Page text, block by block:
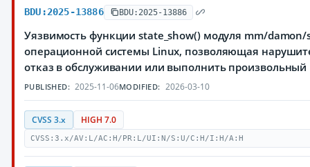
BDU:2025-13886 BDU:2025-13886
Уязвимость функции state_show() модуля mm/damon/
операционной системы Linux, позволяющая
отказ в обслуживании или выполнить произвольный
PUBLISHED: 2025-11-06MODIFIED: 2026-03-10
CVSS 3.x HIGH 7.0
CVSS:3.x/AV:L/AC:H/PR:L/UI:N/S:U/C:H/I:H/A:H